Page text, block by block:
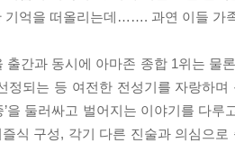
기억을 떠올리는데……. 과연 이들 가
출간과 동시에 아마존 종합 1위는 물
정되는 등 여전한 전성기를 자랑하
’을 둘러싸고 벌어지는 이야기를 다
식 구성, 각기 다른 진술과 의심으